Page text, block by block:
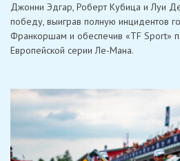
by
выиграла
суматошные
часа
Джонни Эдгар, Роберт Кубица и Луи
победу, выиграв полную инцидентов
Франкоршам и обеспечив «TF Sport»
Европейской серии Ле-Мана.